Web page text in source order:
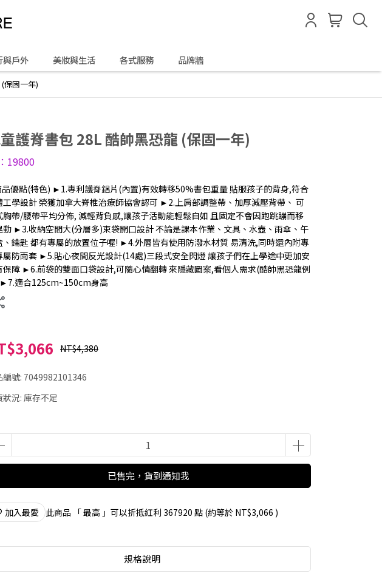
與戶外 美妝與生活 各式服務 品牌牆
保固一年)
護脊書包 28L 酷帥黑恐龍 (保固一年)
19800
優點(特色) ►1.專利護脊鋁片(內置)有效轉移50%書包重量 貼服孩子的背身,符合
工學設計 榮獲加拿大脊椎治療師協會認可 ►2.上肩部調整帶、加厚減壓背帶、 可
胸帶/腰帶平均分佈, 減輕背負感,讓孩子活動能輕鬆自如 且固定不會因跑跳蹦而移
動 ►3.收納空間大(分層多)束袋開口設計 不論是課本作業、文具、水壺、雨傘、午
、鑰匙 都有專屬的放置位子喔! ►4.外層皆有使用防潑水材質 易清洗,同時還內附專
屬防雨套 ►5.貼心夜間反光設計(14處)三段式安全閃燈 讓孩子們在上學途中更加安
保障 ►6.前袋的雙面口袋設計,可隨心情翻轉 來隱藏圖案,看個人需求(酷帥黑恐龍例
適合125cm~150cm身高
NT$4,380
編號: 7049982101346
狀況:庫存不足
已售完，貨到通知我
加入最愛 此商品 「 最高 」可以折抵紅利 367920 點 (約等於 NT$3,066 )
規格說明